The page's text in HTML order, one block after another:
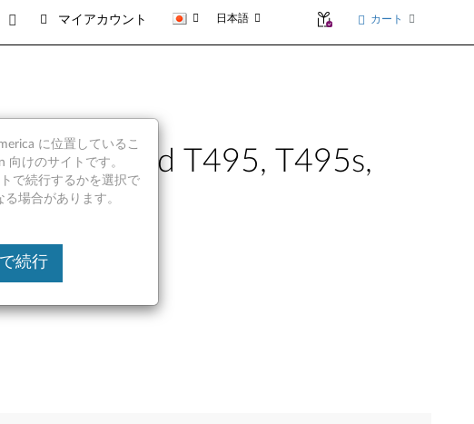
マイアカウント 日本語 カート
- ThinkPad T495, T495s,
に位置しているこ
向けのサイトです。
で続行するかを選択で
場合があります。
続行